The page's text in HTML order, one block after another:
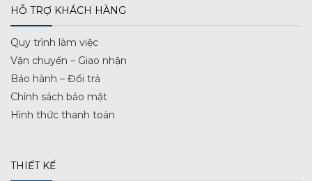
HỖ TRỢ KHÁCH HÀNG
Quy trình làm việc
Vận chuyển – Giao nhận
Bảo hành – Đổi trả
Chính sách bảo mật
Hình thức thanh toán
THIẾT KẾ